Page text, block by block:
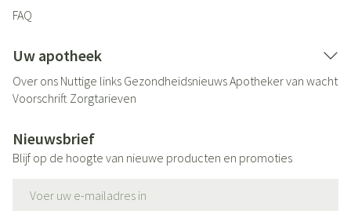
FAQ
Uw apotheek
Over ons Nuttige links GezondheidsnieuwsApotheker van wacht
Voorschrift Zorgtarieven
Nieuwsbrief
Blijf op de hoogte van nieuwe producten en promoties